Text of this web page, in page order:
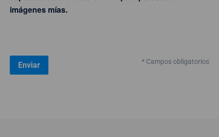
imágenes mías.
* Campos obligatorios